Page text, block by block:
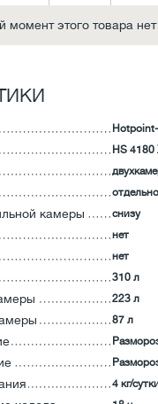
момент этого товара
HS 4180
камеры снизу
нет
нет
310 л
223 л
87 л
4 кг/